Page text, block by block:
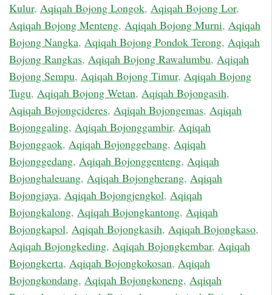
Kulur, Aqiqah Bojong Longok, Aqiqah Bojong Lor,
Aqiqah Bojong Menteng, Aqiqah Bojong Murni, Aqiqah
Bojong Nangka, Aqiqah Bojong Pondok Terong, Aqiqah
Bojong Rangkas, Aqiqah Bojong Rawalumbu, Aqiqah
Bojong Sempu, Aqiqah Bojong Timur, Aqiqah Bojong
Tugu, Aqiqah Bojong Wetan, Aqiqah Bojongasih,
Aqiqah Bojongcideres, Aqiqah Bojongemas, Aqiqah
Bojonggaling, Aqiqah Bojonggambir, Aqiqah
Bojonggaok, Aqiqah Bojonggebang, Aqiqah
Bojonggedang, Aqiqah Bojonggenteng, Aqiqah
Bojonghaleuang, Aqiqah Bojongherang, Aqiqah
Bojongjaya, Aqiqah Bojongjengkol, Aqiqah
Bojongkalong, Aqiqah Bojongkantong, Aqiqah
Bojongkapol, Aqiqah Bojongkasih, Aqiqah Bojongkaso,
Aqiqah Bojongkeding, Aqiqah Bojongkembar, Aqiqah
Bojongkerta, Aqiqah Bojongkokosan, Aqiqah
Bojongkondang, Aqiqah Bojongkoneng, Aqiqah